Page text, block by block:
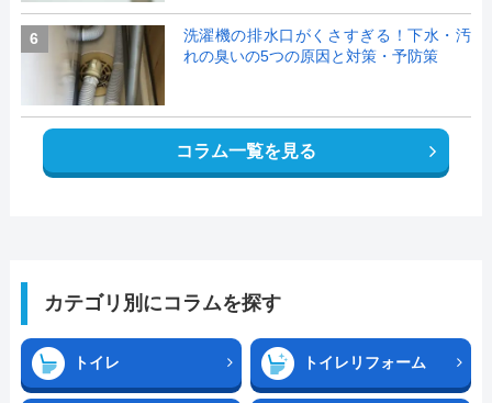
6
洗濯機の排水口がくさすぎる！下水・汚
れの臭いの5つの原因と対策・予防策
コラム一覧を見る
カテゴリ別にコラムを探す
トイレ トイレリフォーム